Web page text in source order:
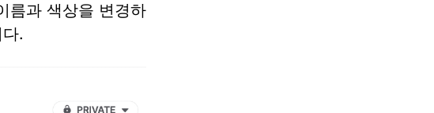
름과 색상을 변경하
.